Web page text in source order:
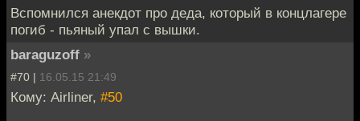
Вспомнился анекдот про деда, который в концлагере
погиб - пьяный упал с вышки.
baraguzoff »
#70 | 16.05.15 21:49
Кому: Airliner, #50